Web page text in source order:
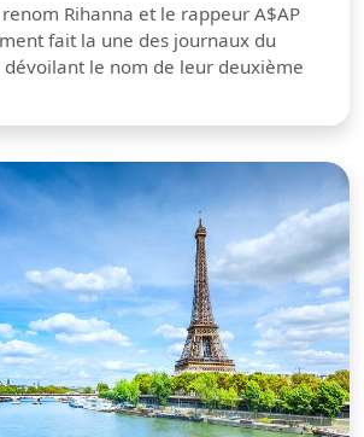
Rihanna et le rappeur A$AP
fait la une des journaux du
le nom de leur deuxième